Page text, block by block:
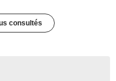
consultés